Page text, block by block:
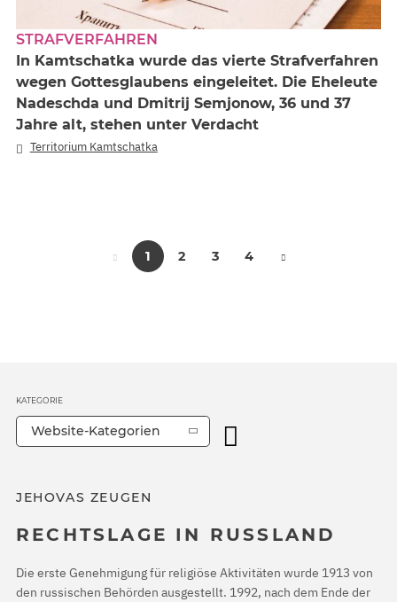
STRAFVERFAHREN
In Kamtschatka wurde das vierte Strafverfahren
wegen Gottesglaubens eingeleitet. Die Eheleute
Nadeschda und Dmitrij Semjonow, 36 und 37
Jahre alt, stehen unter Verdacht
Territorium Kamtschatka
1 2 3 4
JEHOVAS ZEUGEN
RECHTSLAGE IN RUSSLAND
Die erste Genehmigung für religiöse Aktivitäten wurde 1913 von
den russischen Behörden ausgestellt. 1992, nach dem Ende der
KATEGORIE
Website-Kategorien